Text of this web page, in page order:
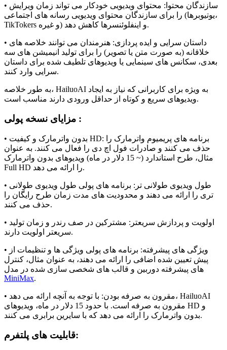
• سازندگان محتوا: محتوای ویدیویی خودکار می تواند زمان ویرایش
را برای سازندگان محتوای ویدیویی رسانه های اجتماعی (یوتیوبرها،
TikTokers و غیره) و اینفلوئنسرها کاهش دهد.
• داستان سرایی و ایده پردازی: هنرمندان می توانند خلاصه های
خلاقانه (به صورت متن یا تصویر) را برای تولید انیمیشن های سه
بعدی، سکانس های سینمایی یا ویدیوهای تلطیف شده برای داستان
سرایی وارد کنند.
به طور خلاصه، HailuoAI به ویژه برای کاربرانی که نیاز به ایجاد
ویدیوهای سریع و کوتاه از حداقل ورودی دارند مناسب است.
مزایای نسخه پولی :
• بدون واترمارک و کیفیت HD: برنامه های پریمیوم واترمارک را
حذف می کنند و صادرات فول اچ دی را فعال می کنند. به عنوان
مثال، طرح استاندارد (~ 15 دلار در ماه) ویدیوهای بدون واترمارک
Full HD را ارائه می دهد.
• طول ویدیوی طولانی تر: برنامه های پولی طول ویدیوی طولانی
تری را ارائه می دهند و محدودیت های مدت زمان طرح رایگان را
حذف می کنند.
• اولویت و پردازش سریعتر: مشترکین در صف رندر و زمان تولید
سریعتر اولویت دارند.
• ویژگی های پیشرفته: برنامه های پولی ویژگی ها و تنظیمات از
پیش تعیین شده اضافی را ارائه می دهند، به عنوان مثال، کنترل
های پیشرفته دوربین و قالب های شخصی سازی شده در مدل
MiniMax.
• مقرون به صرفه بودن: با توجه به آنچه ارائه می دهد، HailuoAI
مقرون به صرفه است. با حدود 15 دلار در ماه، ویدیوهای HD و
بدون واترمارک را ارائه می دهد که با سایرین برابری می کنند.
قابلیت های پلتفرم: